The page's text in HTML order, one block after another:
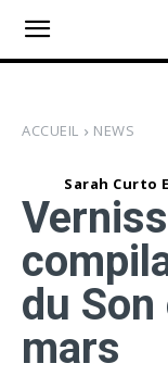
ACCUEIL NEWS
Sarah Curto
du
mars